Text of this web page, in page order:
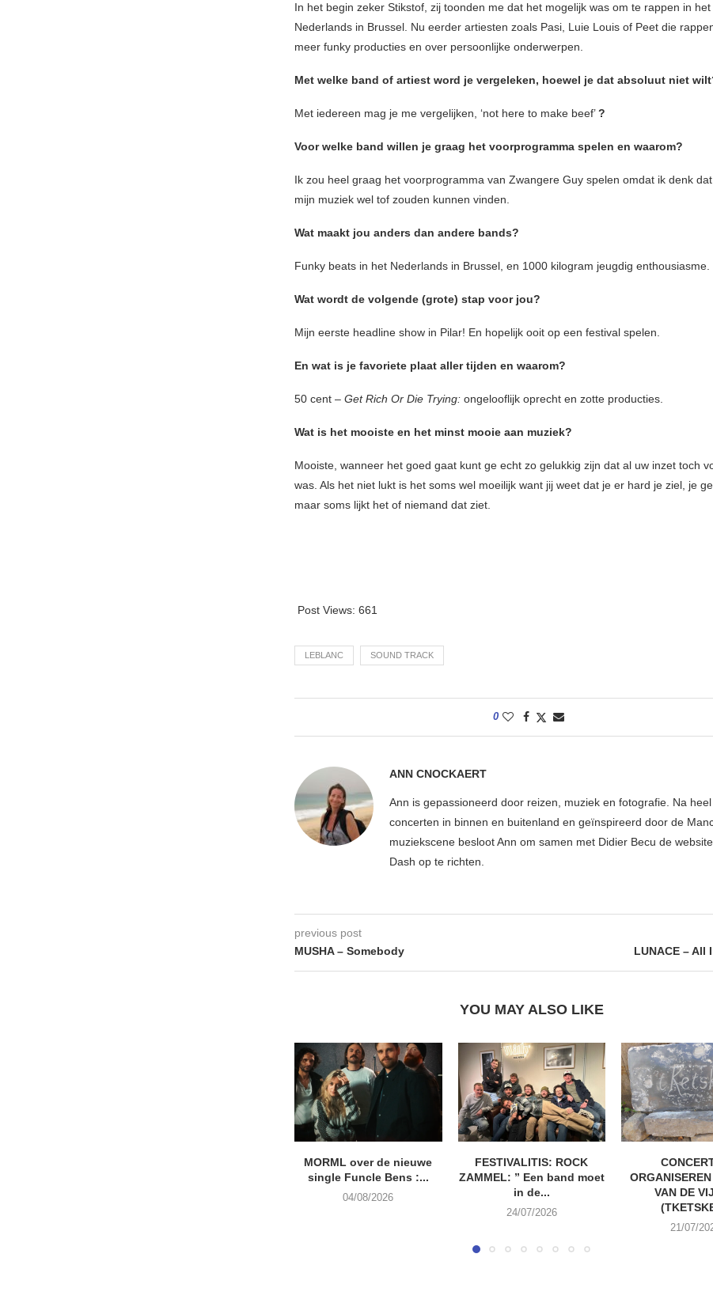
In het begin zeker Stikstof, zij toonden me dat het mogelijk was om te rappen in het
Nederlands in Brussel. Nu eerder artiesten zoals Pasi, Luie Louis of Peet die
meer funky producties en over persoonlijke onderwerpen.
Met welke band of artiest word je vergeleken, hoewel je dat absoluut niet
Met iedereen mag je me vergelijken, ‘not here to make beef’?
Voor welke band willen je graag het voorprogramma spelen en waarom?
Ik zou heel graag het voorprogramma van Zwangere Guy spelen omdat ik denk
mijn muziek wel tof zouden kunnen vinden.
Wat maakt jou anders dan andere bands?
Funky beats in het Nederlands in Brussel, en 1000 kilogram jeugdig enthousiasme.
Wat wordt de volgende (grote) stap voor jou?
Mijn eerste headline show in Pilar! En hopelijk ooit op een festival spelen.
En wat is je favoriete plaat aller tijden en waarom?
50 cent – Get Rich Or Die Trying: ongelooflijk oprecht en zotte producties.
Wat is het mooiste en het minst mooie aan muziek?
Mooiste, wanneer het goed gaat kunt ge echt zo gelukkig zijn dat al uw inzet toch
was. Als het niet lukt is het soms wel moeilijk want jij weet dat je er hard je ziel, je
maar soms lijkt het of niemand dat ziet.
Post Views: 661
LEBLANC SOUND TRACK
0
ANN CNOCKAERT
Ann is gepassioneerd door reizen, muziek en fotografie. Na
concerten in binnen en buitenland en geïnspireerd door de
muziekscene besloot Ann om samen met Didier Becu de
Dash op te richten.
previous post
MUSHA – Somebody
LUNACE – All
YOU MAY ALSO LIKE
MORML over de nieuwe
single Funcle Bens :...
04/08/2026
FESTIVALITIS: ROCK
ZAMMEL: ” Een band moet
in de...
24/07/2026
VAN DE
21/07/